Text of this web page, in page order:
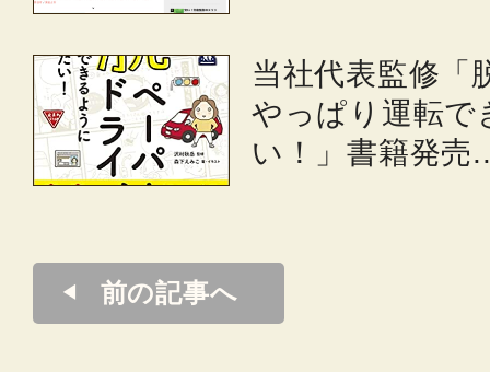
当社代表監修「
やっぱり運転で
い！」書籍発売
前の記事へ